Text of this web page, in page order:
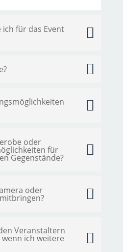
ich für das Event
oder
für
Gegenstände?
oder
Veranstaltern
ich weitere